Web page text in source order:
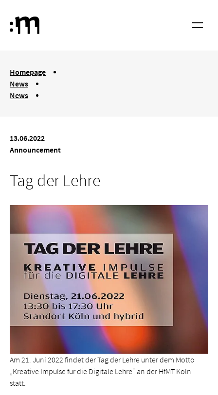
Cologne University of Music and Dance Menu
You are here:
Homepage
News
News
Tag der Lehre
13.06.2022
Announcement
Tag der Lehre
Am 21. Juni 2022 findet der Tag der Lehre unter dem Motto
„Kreative Impulse für die Digitale Lehre“ an der HfMT Köln
statt.